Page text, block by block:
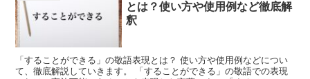
とは？使い方や使用例など徹底解
釈
「することができる」の敬語表現とは？ 使い方や使用例などについ
て、徹底解説していきます。 「することができる」の敬語での表現